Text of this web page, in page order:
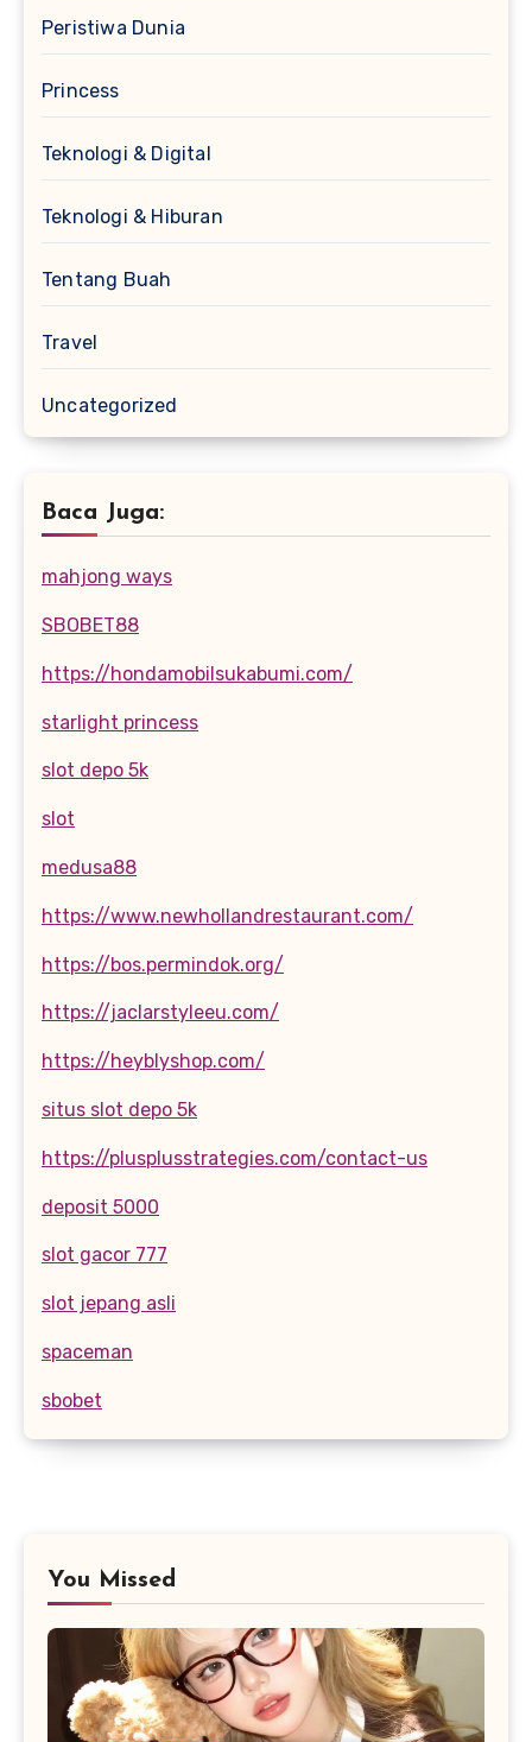
Peristiwa Dunia
Princess
Teknologi & Digital
Teknologi & Hiburan
Tentang Buah
Travel
Uncategorized
Baca Juga:
mahjong ways
SBOBET88
https://hondamobilsukabumi.com/
starlight princess
slot depo 5k
slot
medusa88
https://www.newhollandrestaurant.com/
https://bos.permindok.org/
https://jaclarstyleeu.com/
https://heyblyshop.com/
situs slot depo 5k
https://plusplusstrategies.com/contact-us
deposit 5000
slot gacor 777
slot jepang asli
spaceman
sbobet
You Missed